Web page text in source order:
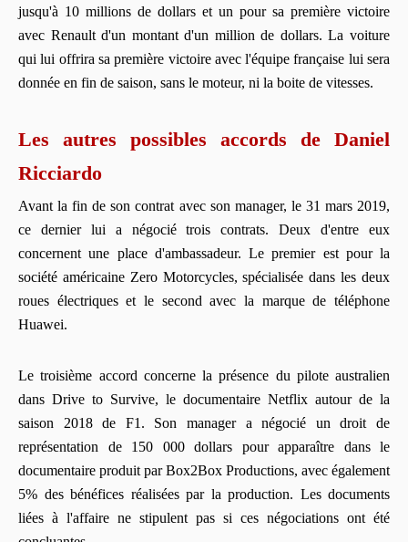
jusqu'à 10 millions de dollars et un pour sa première victoire
avec Renault d'un montant d'un million de dollars. La voiture
qui lui offrira sa première victoire avec l'équipe française lui sera
donnée en fin de saison, sans le moteur, ni la boite de vitesses.
Les autres possibles accords de Daniel
Ricciardo
Avant la fin de son contrat avec son manager, le 31 mars 2019,
ce dernier lui a négocié trois contrats. Deux d'entre eux
concernent une place d'ambassadeur. Le premier est pour la
société américaine Zero Motorcycles, spécialisée dans les deux
roues électriques et le second avec la marque de téléphone
Huawei.
Le troisième accord concerne la présence du pilote australien
dans Drive to Survive, le documentaire Netflix autour de la
saison 2018 de F1. Son manager a négocié un droit de
représentation de 150 000 dollars pour apparaître dans le
documentaire produit par Box2Box Productions, avec également
5% des bénéfices réalisées par la production. Les documents
liées à l'affaire ne stipulent pas si ces négociations ont été